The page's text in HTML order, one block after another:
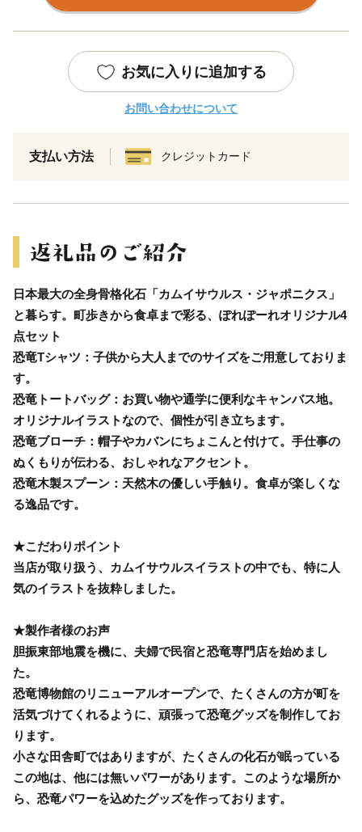
お気に入りに追加する
お問い合わせについて
支払い方法 クレジットカード
日本最大の全身骨格化石「カムイサウルス・ジャポニクス」
と暮らす。町歩きから食卓まで彩る、ぽれぽーれオリジナル4
点セット
恐竜Tシャツ：子供から大人までのサイズをご用意しておりま
す。
恐竜トートバッグ：お買い物や通学に便利なキャンバス地。
オリジナルイラストなので、個性が引き立ちます。
恐竜ブローチ：帽子やカバンにちょこんと付けて。手仕事の
ぬくもりが伝わる、おしゃれなアクセント。
恐竜木製スプーン：天然木の優しい手触り。食卓が楽しくな
る逸品です。
★こだわりポイント
当店が取り扱う、カムイサウルスイラストの中でも、特に人
気のイラストを抜粋しました。
★製作者様のお声
胆振東部地震を機に、夫婦で民宿と恐竜専門店を始めまし
た。
恐竜博物館のリニューアルオープンで、たくさんの方が町を
活気づけてくれるように、頑張って恐竜グッズを制作してお
ります。
小さな田舎町ではありますが、たくさんの化石が眠っている
この地は、他には無いパワーがあります。このような場所か
ら、恐竜パワーを込めたグッズを作っております。